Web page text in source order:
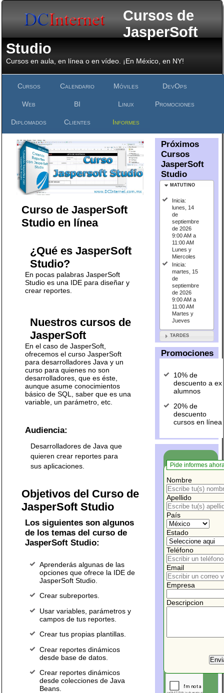
Cursos de
JasperSoft
Studio
Cursos en aula, en línea o en vídeo. ¡En México, en NY!
Cursos Calendario Móviles DevOps
Web BI Linux Promociones
Diplomados Clientes Informes
Curso de JasperSoft
Studio en línea
¿Qué es JasperSoft
Studio?
En pocas palabras JasperSoft
Studio es una IDE para diseñar y
crear reportes.
Nuestros cursos de
JasperSoft
En el caso de JasperSoft,
ofrecemos el curso JasperSoft
para desarrolladores Java y un
curso para quienes no son
desarrolladores, que es éste,
aunque asume conocimientos
básico de SQL, saber que es una
variable, un parámetro, etc.
Audiencia:
Desarrolladores de Java que
quieren crear reportes para
sus aplicaciones.
Objetivos del Curso de
JasperSoft Studio
Los siguientes son algunos
de los temas del curso de
JasperSoft Studio:
Aprenderás algunas de las
opciones que ofrece la IDE de
JasperSoft Studio.
Crear subreportes.
Usar variables, parámetros y
campos de tus reportes.
Crear tus propias plantillas.
Crear reportes dinámicos
desde base de datos.
Crear reportes dinámicos
desde colecciones de Java
Beans.
Próximos
Cursos
JasperSoft
Studio
MATUTINO
Inicia:
lunes, 14
de
septiembre
de 2026
9:00 AM a
11:00 AM
Lunes y
Miercoles
Inicia:
martes, 15
de
septiembre
de 2026
9:00 AM a
11:00 AM
Martes y
Jueves
TARDES
Promociones
10% de
descuento a ex
alumnos
20% de
descuento
cursos en línea
Pide informes
Nombre
Apellido
País
Estado
Teléfono
Email
Empresa
Descripcion